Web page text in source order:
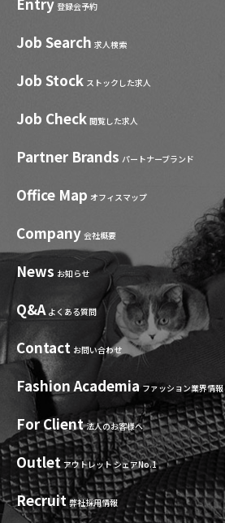
登録会予約
Job Search 求人検索
Job Stock ストックした求人
Job Check 閲覧した求人
Partner Brands パートナーブランド
Office Map オフィスマップ
Company 会社概要
News お知らせ
Q&A よくある質問
Contact お問い合わせ
Fashion Academia ファッション業界情報
For Client 法人のお客様へ
Outlet アウトレット シェアNo.1
Recruit 弊社採用情報